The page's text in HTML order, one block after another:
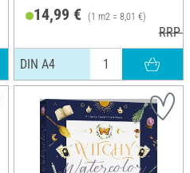
14,99 € (1 m2 = 8,01 €)
RRP
DIN A4